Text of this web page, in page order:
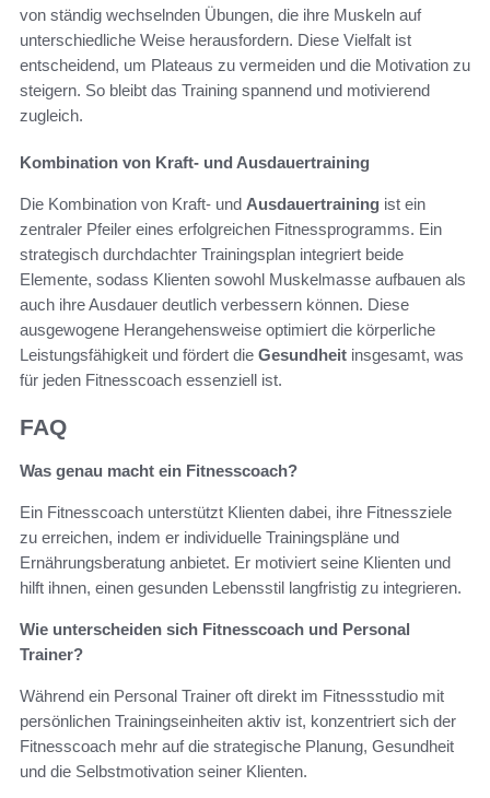
von ständig wechselnden Übungen, die ihre Muskeln auf
unterschiedliche Weise herausfordern. Diese Vielfalt ist
entscheidend, um Plateaus zu vermeiden und die Motivation zu
steigern. So bleibt das Training spannend und motivierend
zugleich.
Kombination von Kraft- und Ausdauertraining
Die Kombination von Kraft- und Ausdauertraining ist ein
zentraler Pfeiler eines erfolgreichen Fitnessprogramms. Ein
strategisch durchdachter Trainingsplan integriert beide
Elemente, sodass Klienten sowohl Muskelmasse aufbauen als
auch ihre Ausdauer deutlich verbessern können. Diese
ausgewogene Herangehensweise optimiert die körperliche
Leistungsfähigkeit und fördert die Gesundheit insgesamt, was
für jeden Fitnesscoach essenziell ist.
FAQ
Was genau macht ein Fitnesscoach?
Ein Fitnesscoach unterstützt Klienten dabei, ihre Fitnessziele
zu erreichen, indem er individuelle Trainingspläne und
Ernährungsberatung anbietet. Er motiviert seine Klienten und
hilft ihnen, einen gesunden Lebensstil langfristig zu integrieren.
Wie unterscheiden sich Fitnesscoach und Personal
Trainer?
Während ein Personal Trainer oft direkt im Fitnessstudio mit
persönlichen Trainingseinheiten aktiv ist, konzentriert sich der
Fitnesscoach mehr auf die strategische Planung, Gesundheit
und die Selbstmotivation seiner Klienten.